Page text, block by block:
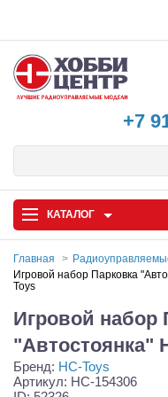
+7
КАТАЛОГ
Автомодели
Запчасти и аксессуары
Игрушки
Главная
Игровой набор Парковка
Toys
Игровой набор
"Автостоянка"
Бренд: HC-Toys
Артикул: HC-154306